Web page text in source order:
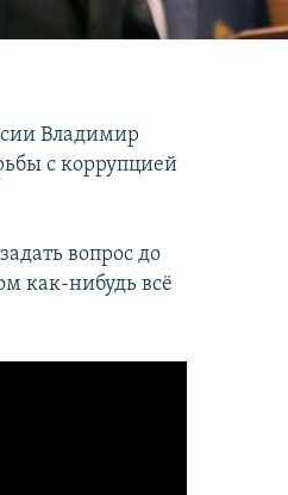
Владимир
с коррупцией
вопрос до
как-нибудь всё